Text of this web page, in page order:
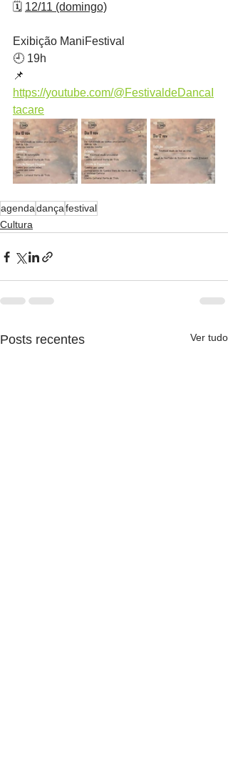
🗓️ 12/11 (domingo)
Exibição ManiFestival
🕘 19h
📌
https://youtube.com/@FestivaldeDancaI
tacare
agendadançafestival
Cultura
Posts recentes Ver tudo